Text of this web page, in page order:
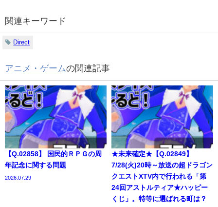
関連キーワード
Direct
アニメ・ゲームの関連記事
【Q.02858】 国民的ＲＰＧの周
年記念に関する問題
2026.07.29
★未来確定★【Q.02849】
7/28(火)20時～放送の超ドラゴン
クエストXTV内で行われる「第
24回アストルティア★ハッピー
くじ」。特等に選ばれる町は？